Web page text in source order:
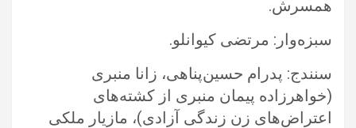
همسرش.‏
سبزه‌وار: مرتضی کیوانلو.‏
سنندج: پدرام حسین‌پناهی، زانا منبری
(خواهرزاده پیمان منبری از کشته‌های
اعتراض‌های زن زندگی آزادی)، مازیار ملکی